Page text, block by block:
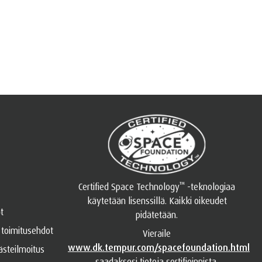
Certified Space Technology™ -teknologiaa
käytetään lisenssillä. Kaikki oikeudet
pidätetään.
Vieraile
www.dk.tempur.com/spacefoundation.html